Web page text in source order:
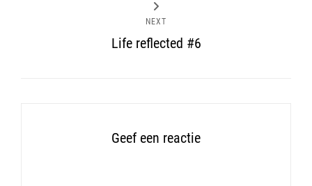
NEXT
Life reflected #6
Geef een reactie